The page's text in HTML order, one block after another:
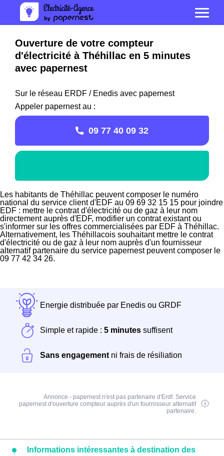
Ouverture de votre compteur
d'électricité à Théhillac en 5 minutes
avec papernest
Sur le réseau ERDF / Enedis avec papernest
Appeler papernest au :
09 77 40 09 32
Les habitants de Théhillac peuvent composer le numéro
national du service client d'EDF au 09 69 32 15 15 pour joindre
EDF : mettre le contrat d'électricité ou de gaz à leur nom
directement auprès d'EDF, modifier un contrat existant ou
s'informer sur les offres commercialisées par EDF à Théhillac.
Alternativement, les Théhillacois souhaitant mettre le contrat
d'électricité ou de gaz à leur nom auprès d'un fournisseur
alternatif partenaire du service papernest peuvent composer le
09 77 42 34 26.
Energie distribuée par Enedis ou GRDF
Simple et rapide : 5 minutes suffisent
Sans engagement ni frais de résiliation
Annonce - papernest n'est pas partenaire d'Erdf. Service
papernest d'ouverture compteur auprès d'un fournisseur alternatif
partenaire.
Informations intéressantes à destination des